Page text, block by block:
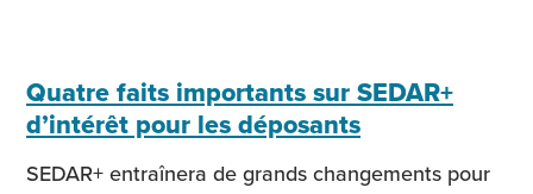
Quatre faits importants sur SEDAR+
d’intérêt pour les déposants
SEDAR+ entraînera de grands changements pour